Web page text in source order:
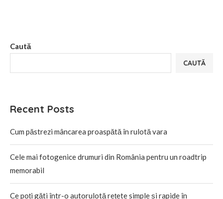
Caută
CAUTĂ
Recent Posts
Cum păstrezi mâncarea proaspătă în rulotă vara
Cele mai fotogenice drumuri din România pentru un roadtrip
memorabil
Ce poți găti într-o autorulotă rețete simple și rapide în